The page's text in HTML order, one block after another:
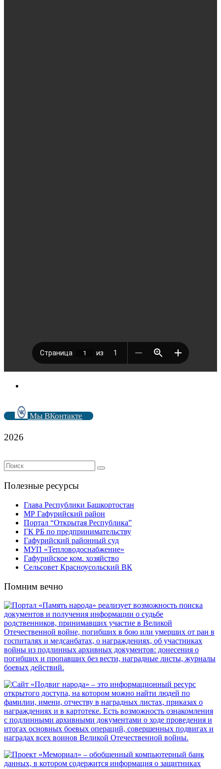
Мы ВКонтакте
2026
Полезные ресурсы
Глава Республики Башкортостан
МР Гафурийский район
Портал “Открытая Республика”
ГК РБ по предпринимательству
Гафурийский районный суд
МУП «Тепловодоснабжение»
Гафурийское ком. хозяйство
Сельсовет Красноусольский ВК
Помним вечно